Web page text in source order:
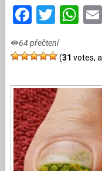
64 přečtení
(31 votes,